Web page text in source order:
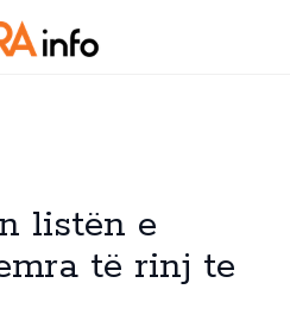
listën e
të rinj te